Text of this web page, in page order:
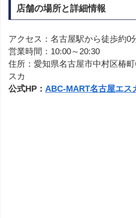
店舗の場所と詳細情報
アクセス：名古屋駅から徒歩約0
営業時間：10:00～20:30
住所：愛知県名古屋市中村区椿
スカ
公式HP： ABC-MART名古屋エス